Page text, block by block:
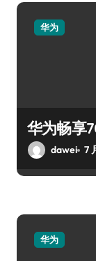
华为
华为畅享
dawei 7
华为